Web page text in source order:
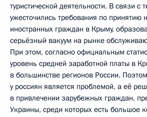
туристической деятельности. В связи с
ужесточились требования по принятию
иностранных граждан в Крыму,
серьёзный вакуум на рынке
При этом, согласно официальным
уровень средней заработной платы в
в большинстве регионов России.
у россиян является проблемой, а её
в привлечении зарубежных граждан,
Украины, среди которых есть большое